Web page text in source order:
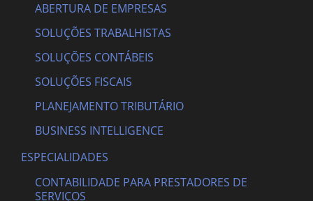
ABERTURA DE EMPRESAS
SOLUÇÕES TRABALHISTAS
SOLUÇÕES CONTÁBEIS
SOLUÇÕES FISCAIS
PLANEJAMENTO TRIBUTÁRIO
BUSINESS INTELLIGENCE
ESPECIALIDADES
CONTABILIDADE PARA PRESTADORES DE
SERVIÇOS